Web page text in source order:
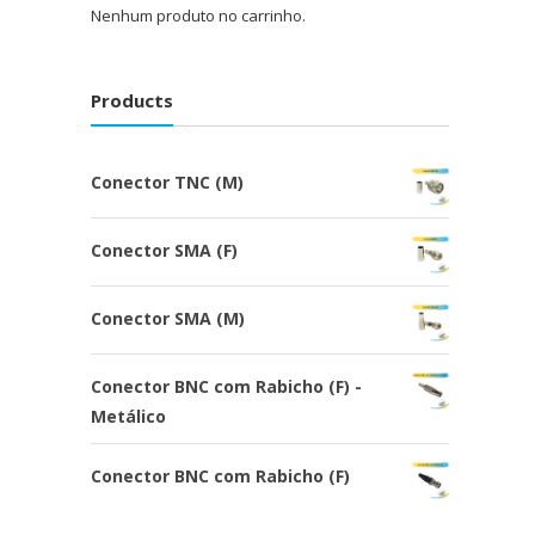
Nenhum produto no carrinho.
Products
Conector TNC (M)
Conector SMA (F)
Conector SMA (M)
Conector BNC com Rabicho (F) -
Metálico
Conector BNC com Rabicho (F)